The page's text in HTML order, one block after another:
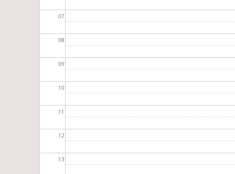
07
08
09
10
11
12
13